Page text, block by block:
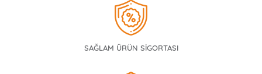
SAĞLAM ÜRÜN SİGORTASI